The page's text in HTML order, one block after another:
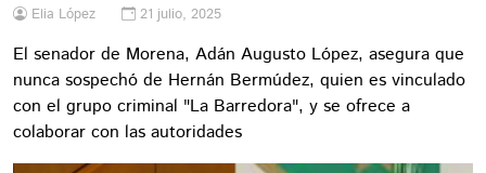
Elia López 21 julio, 2025
El senador de Morena, Adán Augusto López, asegura que
nunca sospechó de Hernán Bermúdez, quien es vinculado
con el grupo criminal "La Barredora", y se ofrece a
colaborar con las autoridades